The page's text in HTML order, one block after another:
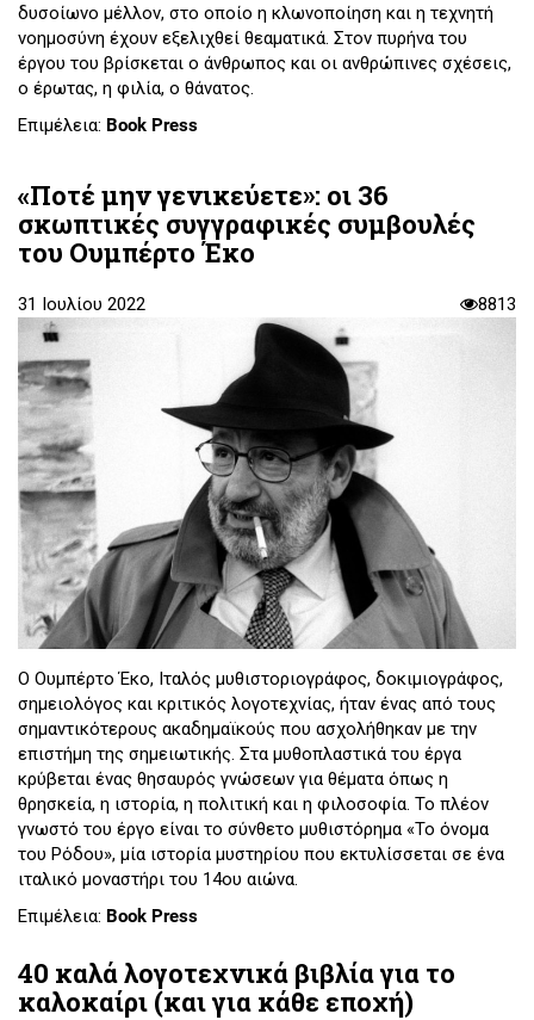
δυσοίωνο μέλλον, στο οποίο η κλωνοποίηση και η τεχνητή
νοημοσύνη έχουν εξελιχθεί θεαματικά. Στον πυρήνα του
έργου του βρίσκεται ο άνθρωπος και οι ανθρώπινες σχέσεις,
ο έρωτας, η φιλία, ο θάνατος.
Επιμέλεια: Book Press
«Ποτέ μην γενικεύετε»: οι 36
σκωπτικές συγγραφικές συμβουλές
του Ουμπέρτο Έκο
31 Ιουλίου 2022 8813
Ο Ουμπέρτο Έκο, Ιταλός μυθιστοριογράφος, δοκιμιογράφος,
σημειολόγος και κριτικός λογοτεχνίας, ήταν ένας από τους
σημαντικότερους ακαδημαϊκούς που ασχολήθηκαν με την
επιστήμη της σημειωτικής. Στα μυθοπλαστικά του έργα
κρύβεται ένας θησαυρός γνώσεων για θέματα όπως η
θρησκεία, η ιστορία, η πολιτική και η φιλοσοφία. Το πλέον
γνωστό του έργο είναι το σύνθετο μυθιστόρημα «Το όνομα
του Ρόδου», μία ιστορία μυστηρίου που εκτυλίσσεται σε ένα
ιταλικό μοναστήρι του 14ου αιώνα.
Επιμέλεια: Book Press
40 καλά λογοτεχνικά βιβλία για το
καλοκαίρι (και για κάθε εποχή)